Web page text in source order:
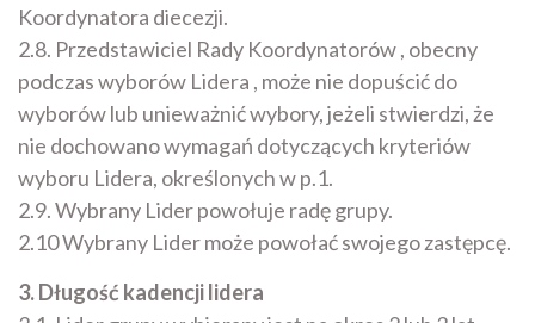
Koordynatora diecezji.
2.8. Przedstawiciel Rady Koordynatorów , obecny
podczas wyborów Lidera , może nie dopuścić do
wyborów lub unieważnić wybory, jeżeli stwierdzi, że
nie dochowano wymagań dotyczących kryteriów
wyboru Lidera, określonych w p.1.
2.9. Wybrany Lider powołuje radę grupy.
2.10 Wybrany Lider może powołać swojego zastępcę.
3. Długość kadencji lidera